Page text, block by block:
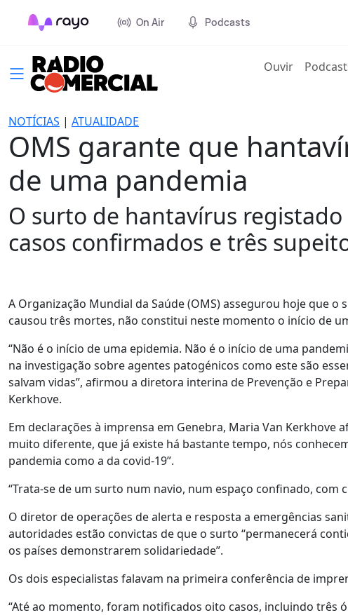
On Air Podcasts
Ouvir(current)
NOTÍCIAS | ATUALIDADE
OMS garante que
de uma pandemia
O surto de hantavírus
casos confirmados e três
A Organização Mundial da Saúde (OMS) assegurou hoje que
causou três mortes, não constitui neste momento o início de
“Não é o início de uma epidemia. Não é o início de uma
na investigação sobre agentes patogénicos como este são
salvam vidas”, afirmou a diretora interina de Prevenção e
Kerkhove.
Em declarações à imprensa em Genebra, Maria Van
muito diferente, que já existe há bastante tempo, nós
pandemia como a da covid-19”.
“Trata-se de um surto num navio, num espaço confinado,
O diretor de operações de alerta e resposta a emergências
autoridades estão convictas de que o surto “permanecerá
os países demonstrarem solidariedade”.
Os dois especialistas falavam na primeira conferência de
“Até ao momento, foram notificados oito casos, incluindo três